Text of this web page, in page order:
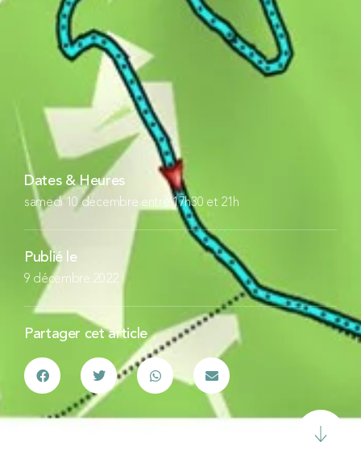
Dates & Heures
samedi 10 décembre entre 17h30 et 21h
Publié le
9 décembre 2022
Partager cet article